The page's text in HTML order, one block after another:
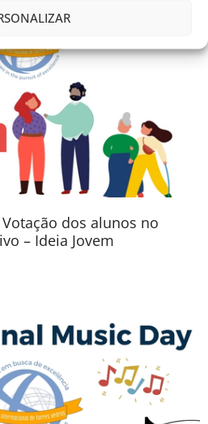
Votação dos alunos no
– Ideia Jovem